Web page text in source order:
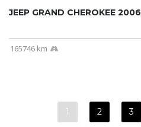
JEEP GRAND CHEROKEE 2006
165746 km
1 2 3